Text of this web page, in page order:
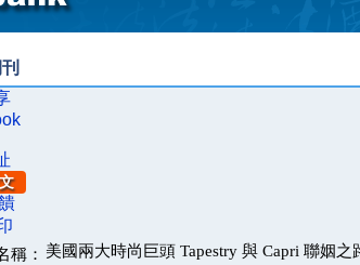
稱： 美國兩大時尚巨頭 Tapestry 與 Capri 聯姻之